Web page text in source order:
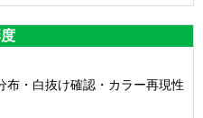
布・白抜け確認・カラー再現性